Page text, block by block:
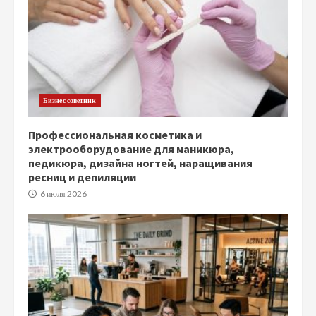
Бизнес советник
Профессиональная косметика и
электрооборудование для маникюра,
педикюра, дизайна ногтей, наращивания
ресниц и депиляции
6 июля 2026